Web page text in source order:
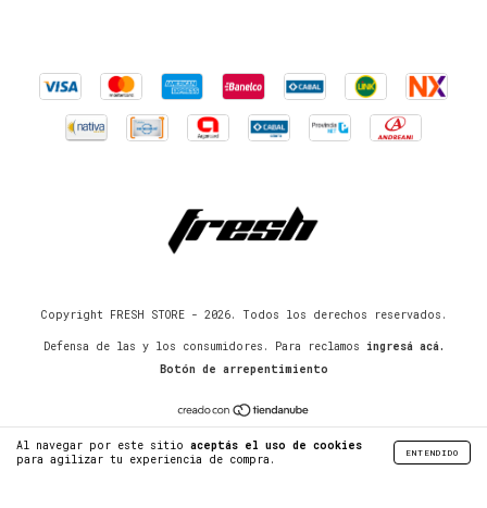
Al navegar por este sitio aceptás el uso de cookies
para agilizar tu experiencia de compra.
ENTENDIDO
Copyright FRESH STORE - 2026. Todos los derechos reservados.
Defensa de las y los consumidores. Para reclamos
ingresá acá.
Botón de arrepentimiento